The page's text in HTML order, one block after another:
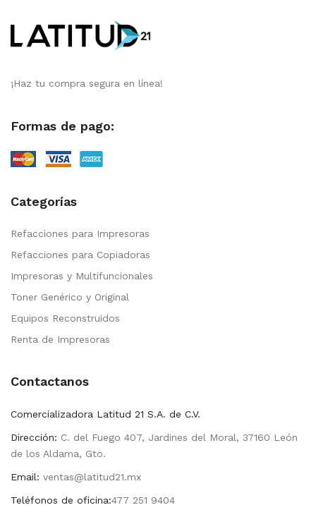
¡Haz tu compra segura en línea!
Formas de pago:
Categorías
Refacciones para Impresoras
Refacciones para Copiadoras
Impresoras y Multifuncionales
Toner Genérico y Original
Equipos Reconstruidos
Renta de Impresoras
Contactanos
Comercializadora Latitud 21 S.A. de C.V.
Dirección: C. del Fuego 407, Jardines del Moral, 37160 León
de los Aldama, Gto.
Email: ventas@latitud21.mx
Teléfonos de oficina:477 251 9404